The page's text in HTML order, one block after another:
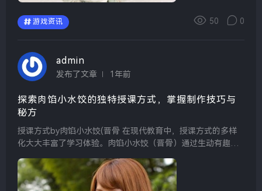
游戏资讯 50 0
admin
发布了文章 1年前
探索肉馅小水饺的独特授课方式，掌握制作技巧与
秘方
授课方式by肉馅小水饺(晋骨 在现代教育中，授课方式的多样
化大大丰富了学习体验。肉馅小水饺（晋骨）通过生动有趣的
种互动式的授课方式不仅能激发学生的学习兴趣，还...